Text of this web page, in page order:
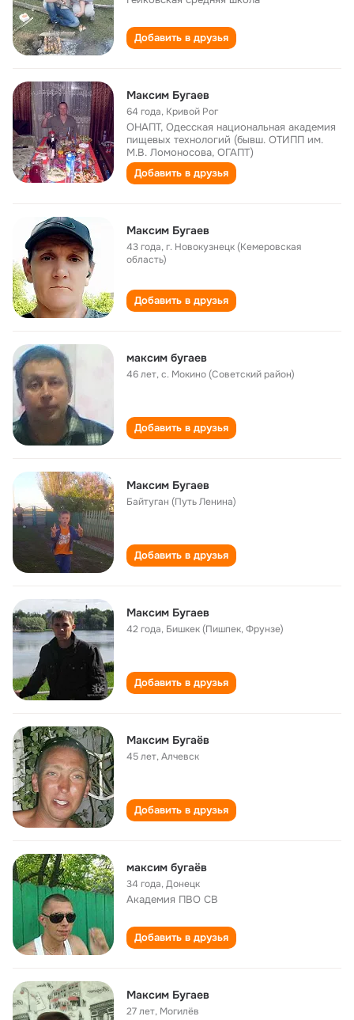
Добавить в друзья
Максим Бугаев
64 года, Кривой Рог
ОНАПТ, Одесская национальная академия
пищевых технологий (бывш. ОТИПП им.
М.В. Ломоносова, ОГАПТ)
Добавить в друзья
Максим Бугаев
43 года,г. Новокузнецк (Кемеровская
область)
Добавить в друзья
максим бугаев
46 лет,с. Мокино (Советский район)
Добавить в друзья
Максим Бугаев
Байтуган (Путь Ленина)
Добавить в друзья
Максим Бугаев
42 года, Бишкек (Пишпек, Фрунзе)
Добавить в друзья
Максим Бугаёв
45 лет,Алчевск
Добавить в друзья
максим бугаёв
34 года,Донецк
Академия ПВО СВ
Добавить в друзья
Максим Бугаев
27 лет, Могилёв